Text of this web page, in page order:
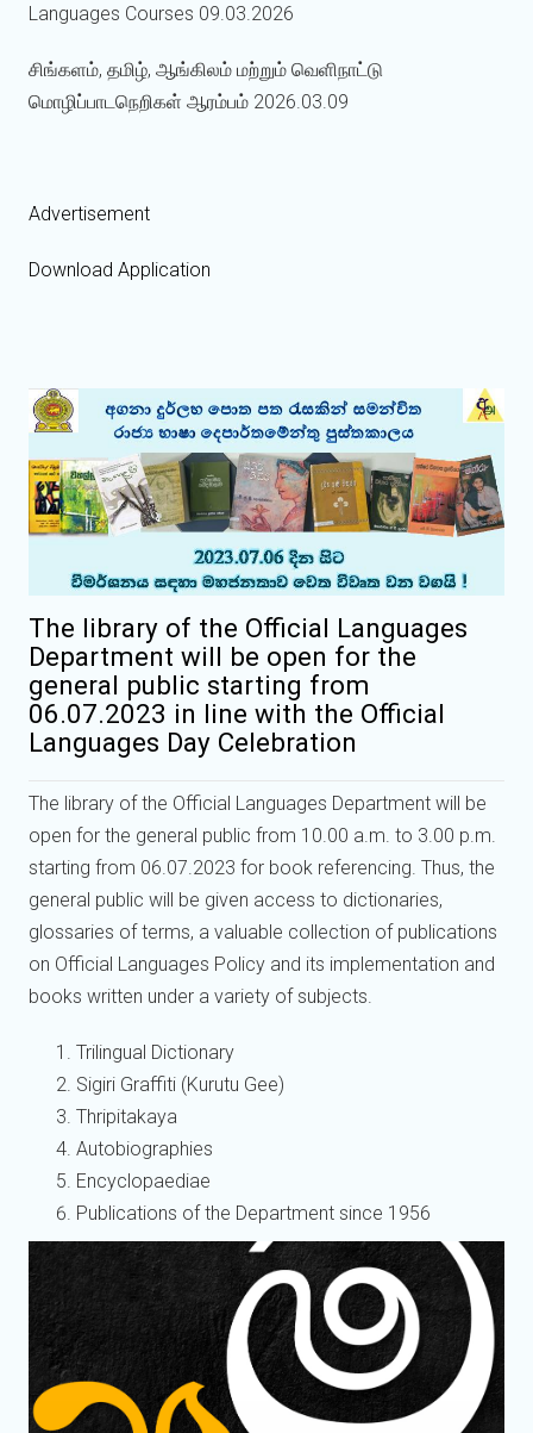
Languages Courses 09.03.2026
சிங்களம், தமிழ், ஆங்கிலம் மற்றும் வெளிநாட்டு
மொழிப்பாடநெறிகள் ஆரம்பம் 2026.03.09
Advertisement
Download Application
The library of the Official Languages
Department will be open for the
general public starting from
06.07.2023 in line with the Official
Languages Day Celebration
The library of the Official Languages Department will be
open for the general public from 10.00 a.m. to 3.00 p.m.
starting from 06.07.2023 for book referencing. Thus, the
general public will be given access to dictionaries,
glossaries of terms, a valuable collection of publications
on Official Languages Policy and its implementation and
books written under a variety of subjects.
Trilingual Dictionary
Sigiri Graffiti (Kurutu Gee)
Thripitakaya
Autobiographies
Encyclopaediae
Publications of the Department since 1956